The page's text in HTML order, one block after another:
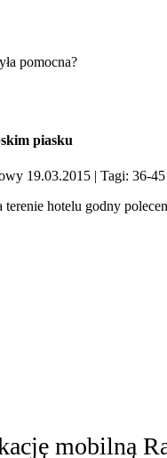
pomocna?
piasku
19.03.2015 | Tagi: 36-
terenie hotelu godny
mobilną